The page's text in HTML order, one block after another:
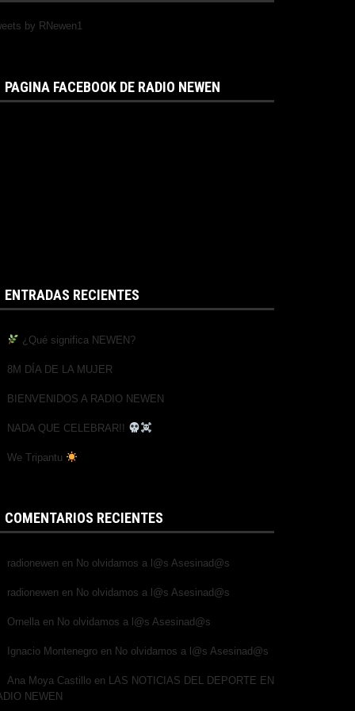
by RNewen1
PAGINA FACEBOOK DE RADIO NEWEN
ENTRADAS RECIENTES
¿Qué significa NEWEN?
8M DÍA DE LA MUJER
BIENVENIDOS A RADIO NEWEN
NADA QUE CELEBRAR!!
We Tripantu
COMENTARIOS RECIENTES
radionewen en No olvidamos a l@s Asesinad@s
radionewen en No olvidamos a l@s Asesinad@s
Ornella en No olvidamos a l@s Asesinad@s
Ignacio Montenegro en No olvidamos a l@s Asesinad@s
Ana Moya Castillo en LAS NOTICIAS DEL DEPORTE EN
NEWEN